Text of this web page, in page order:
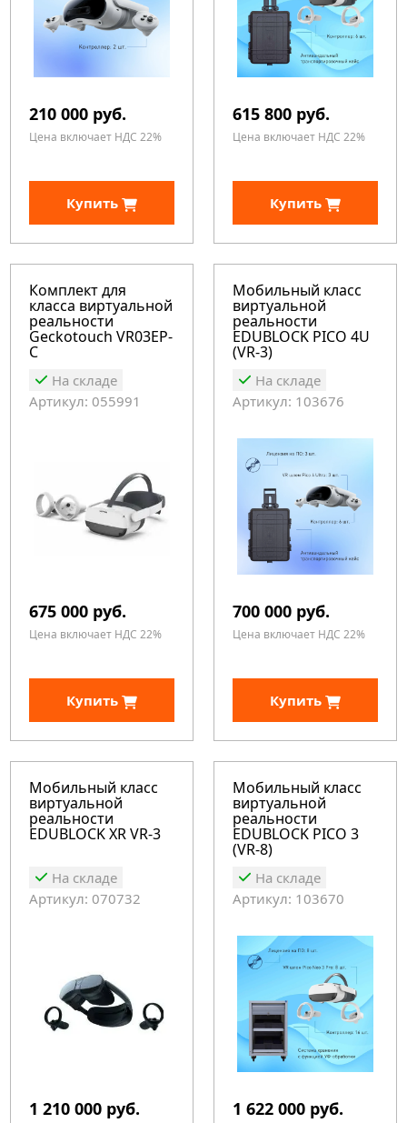
210 000 руб.
Цена включает НДС 22%
Купить
615 800 руб.
Цена включает НДС 22%
Купить
Комплект для
класса виртуальной
реальности
Geckotouch VR03EP-
C
На складе
Артикул: 055991
675 000 руб.
Цена включает НДС 22%
Купить
Мобильный класс
виртуальной
реальности
EDUBLOCK PICO 4U
(VR-3)
На складе
Артикул: 103676
700 000 руб.
Цена включает НДС 22%
Купить
Мобильный класс
виртуальной
реальности
EDUBLOCK XR VR-3
На складе
Артикул: 070732
1 210 000 руб.
Мобильный класс
виртуальной
реальности
EDUBLOCK PICO 3
(VR-8)
На складе
Артикул: 103670
1 622 000 руб.